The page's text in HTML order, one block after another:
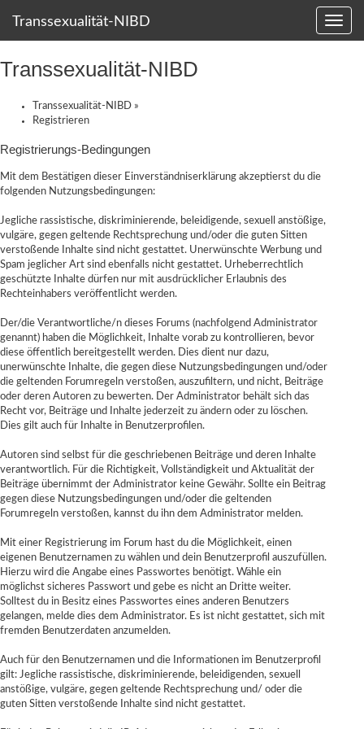
Transsexualität-NIBD
Transsexualität-NIBD
Transsexualität-NIBD »
Registrieren
Registrierungs-Bedingungen
Mit dem Bestätigen dieser Einverständniserklärung akzeptierst du die
folgenden Nutzungsbedingungen:
Jegliche rassistische, diskriminierende, beleidigende, sexuell anstößige,
vulgäre, gegen geltende Rechtsprechung und/oder die guten Sitten
verstoßende Inhalte sind nicht gestattet. Unerwünschte Werbung und
Spam jeglicher Art sind ebenfalls nicht gestattet. Urheberrechtlich
geschützte Inhalte dürfen nur mit ausdrücklicher Erlaubnis des
Rechteinhabers veröffentlicht werden.
Der/die Verantwortliche/n dieses Forums (nachfolgend Administrator
genannt) haben die Möglichkeit, Inhalte vorab zu kontrollieren, bevor
diese öffentlich bereitgestellt werden. Dies dient nur dazu,
unerwünschte Inhalte, die gegen diese Nutzungsbedingungen und/oder
die geltenden Forumregeln verstoßen, auszufiltern, und nicht, Beiträge
oder deren Autoren zu bewerten. Der Administrator behält sich das
Recht vor, Beiträge und Inhalte jederzeit zu ändern oder zu löschen.
Dies gilt auch für Inhalte in Benutzerprofilen.
Autoren sind selbst für die geschriebenen Beiträge und deren Inhalte
verantwortlich. Für die Richtigkeit, Vollständigkeit und Aktualität der
Beiträge übernimmt der Administrator keine Gewähr. Sollte ein Beitrag
gegen diese Nutzungsbedingungen und/oder die geltenden
Forumregeln verstoßen, kannst du ihn dem Administrator melden.
Mit einer Registrierung im Forum hast du die Möglichkeit, einen
eigenen Benutzernamen zu wählen und dein Benutzerprofil auszufüllen.
Hierzu wird die Angabe eines Passwortes benötigt. Wähle ein
möglichst sicheres Passwort und gebe es nicht an Dritte weiter.
Solltest du in Besitz eines Passwortes eines anderen Benutzers
gelangen, melde dies dem Administrator. Es ist nicht gestattet, sich mit
fremden Benutzerdaten anzumelden.
Auch für den Benutzernamen und die Informationen im Benutzerprofil
gilt: Jegliche rassistische, diskriminierende, beleidigenden, sexuell
anstößige, vulgäre, gegen geltende Rechtsprechung und/ oder die
guten Sitten verstoßende Inhalte sind nicht gestattet.